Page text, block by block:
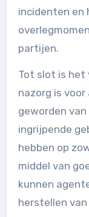
incidenten en
partijen.
Tot slot is het
nazorg is
geworden
ingrijpende
hebben op
middel van
kunnen
herstellen